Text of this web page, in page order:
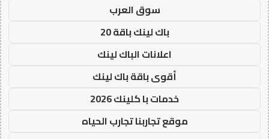
سوق العرب
باك لينك باقة 20
اعلانات الباك لينك
أقوى باقة باك لينك
خدمات با كلينك 2026
موقع تجاربنا تجارب الحياه